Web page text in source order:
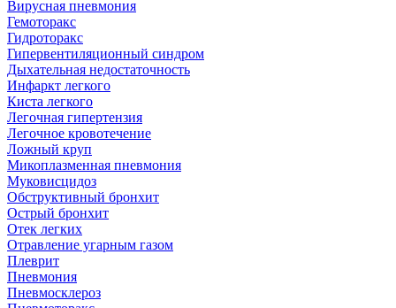
Вирусная пневмония
Гемоторакс
Гидроторакс
Гипервентиляционный синдром
Дыхательная недостаточность
Инфаркт легкого
Киста легкого
Легочная гипертензия
Легочное кровотечение
Ложный круп
Микоплазменная пневмония
Муковисцидоз
Обструктивный бронхит
Острый бронхит
Отек легких
Отравление угарным газом
Плеврит
Пневмония
Пневмосклероз